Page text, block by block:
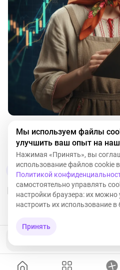
SU26230RMFS1 +0,63%
PLZL-1,64% SNGSP
Мы используем файлы
улучшить ваш опыт на
Нажимая «Принять», вы
использование файлов cookie
Политикой
самостоятельно управлять
настройки браузера: их можно
настроить их использование
Принять